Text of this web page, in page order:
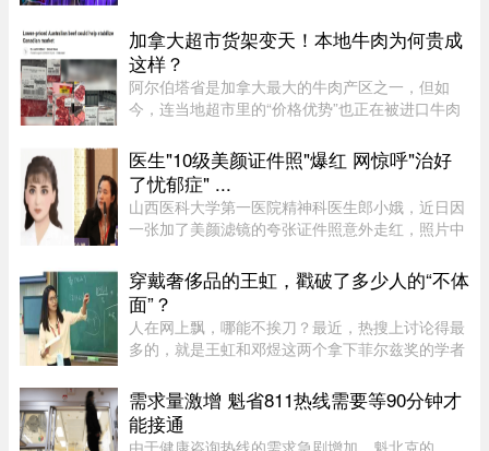
门用的腰包，结果在 ÎleSoniq 开幕前几天还得折腾
着重新买一个，太 ...
加拿大超市货架变天！本地牛肉为何贵成
这样？
阿尔伯塔省是加拿大最大的牛肉产区之一，但如
今，连当地超市里的“价格优势”也正在被进口牛肉
亚等国家的牛肉开始大量进入市场，部分产品甚至
比本地同类牛肉每公斤便宜 ...
医生"10级美颜证件照"爆红 网惊呼"治好
了忧郁症" ...
山西医科大学第一医院精神科医生郎小娥，近日因
一张加了美颜滤镜的夸张证件照意外走红，照片中
差。不少网民笑指，“打破对精神科医生严肃的刻
板印象”，更有网民调侃“没 ...
穿戴奢侈品的王虹，戳破了多少人的“不体
面”？
人在网上飘，哪能不挨刀？最近，热搜上讨论得最
多的，就是王虹和邓煜这两个拿下菲尔兹奖的学者
国人都觉得脸上有光，与有荣焉。尤其是王虹，作
为一个女性，她硬生生啃下 ...
需求量激增 魁省811热线需要等90分钟才
能接通
由于健康咨询热线的需求急剧增加，魁北克的